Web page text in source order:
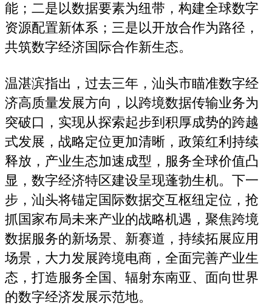
能；二是以数据要素为纽带，构建全球数字
资源配置新体系；三是以开放合作为路径，
共筑数字经济国际合作新生态。
温湛滨指出，过去三年，汕头市瞄准数字经
济高质量发展方向，以跨境数据传输业务为
突破口，实现从探索起步到积厚成势的跨越
式发展，战略定位更加清晰，政策红利持续
释放，产业生态加速成型，服务全球价值凸
显，数字经济特区建设呈现蓬勃生机。下一
步，汕头将锚定国际数据交互枢纽定位，抢
抓国家布局未来产业的战略机遇，聚焦跨境
数据服务的新场景、新赛道，持续拓展应用
场景，大力发展跨境电商，全面完善产业生
态，打造服务全国、辐射东南亚、面向世界
的数字经济发展示范地。